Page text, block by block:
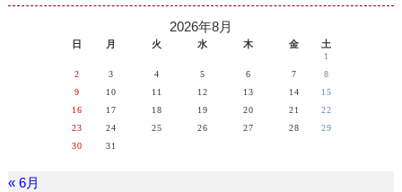
2026年8月
日 月 火 水 木 金 土
1
2
3 4 5 6 7
8
9
10 11 12 13 14
15
16
17 18 19 20 21
22
23
24 25 26 27 28
29
30
31
« 6月